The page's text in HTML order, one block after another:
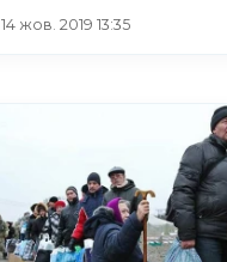
14 жов. 2019 13:35